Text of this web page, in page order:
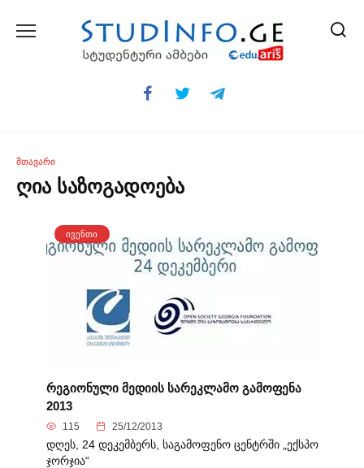
ᲛᲗᲐᲕᲐᲠᲘ
ღია საზოგადოება
ᲘᲕᲔᲜᲗᲘ
რეგიონული მედიის სარეკლამო გამოფენა
2013
115 25/12/2013
დღეს, 24 დეკემბერს, საგამოფენო ცენტრში „ექსპო
ჯორჯია“